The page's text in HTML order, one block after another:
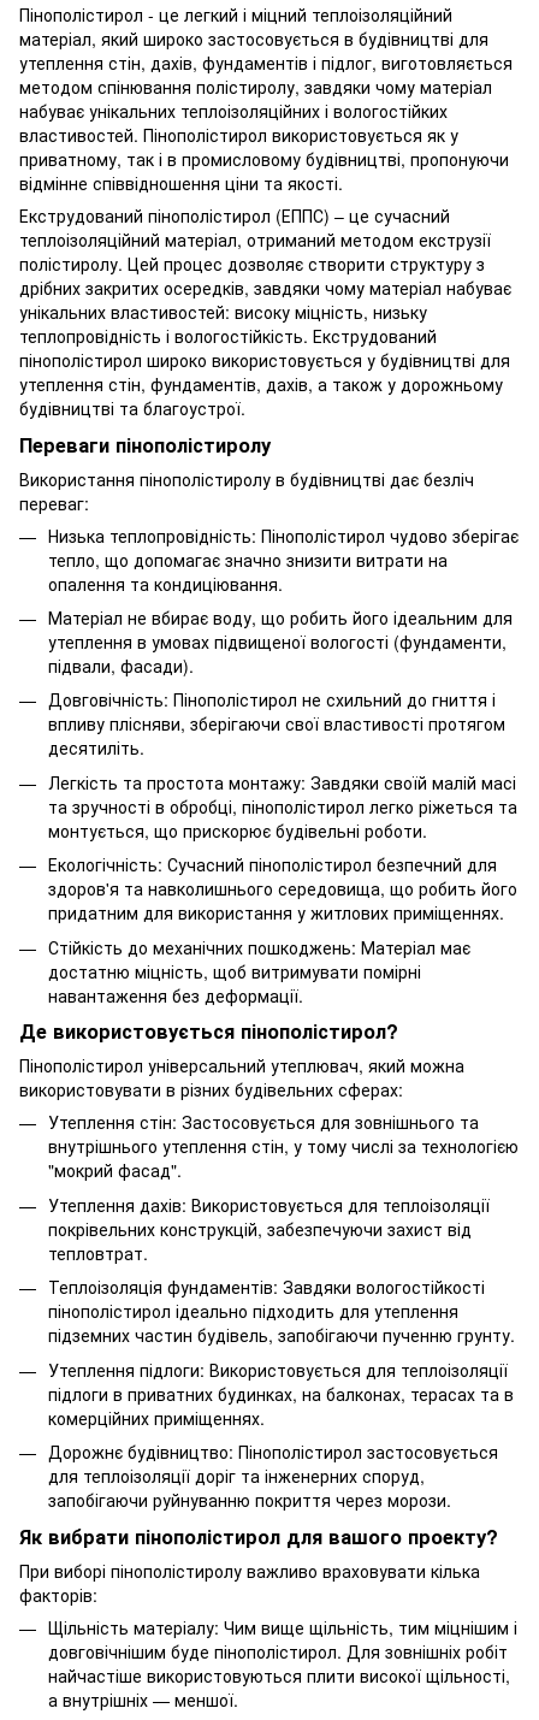
Пінополістирол - це легкий і міцний теплоізоляційний
матеріал, який широко застосовується в будівництві для
утеплення стін, дахів, фундаментів і підлог, виготовляється
методом спінювання полістиролу, завдяки чому матеріал
набуває унікальних теплоізоляційних і вологостійких
властивостей. Пінополістирол використовується як у
приватному, так і в промисловому будівництві, пропонуючи
відмінне співвідношення ціни та якості.
Екструдований пінополістирол (ЕППС) – це сучасний
теплоізоляційний матеріал, отриманий методом екструзії
полістиролу. Цей процес дозволяє створити структуру з
дрібних закритих осередків, завдяки чому матеріал набуває
унікальних властивостей: високу міцність, низьку
теплопровідність і вологостійкість. Екструдований
пінополістирол широко використовується у будівництві для
утеплення стін, фундаментів, дахів, а також у дорожньому
будівництві та благоустрої.
Переваги пінополістиролу
Використання пінополістиролу в будівництві дає безліч
переваг:
Низька теплопровідність: Пінополістирол чудово зберігає
тепло, що допомагає значно знизити витрати на
опалення та кондиціювання.
Матеріал не вбирає воду, що робить його ідеальним для
утеплення в умовах підвищеної вологості (фундаменти,
підвали, фасади).
Довговічність: Пінополістирол не схильний до гниття і
впливу плісняви, зберігаючи свої властивості протягом
десятиліть.
Легкість та простота монтажу: Завдяки своїй малій масі
та зручності в обробці, пінополістирол легко ріжеться та
монтується, що прискорює будівельні роботи.
Екологічність: Сучасний пінополістирол безпечний для
здоров'я та навколишнього середовища, що робить його
придатним для використання у житлових приміщеннях.
Стійкість до механічних пошкоджень: Матеріал має
достатню міцність, щоб витримувати помірні
навантаження без деформації.
Де використовується пінополістирол?
Пінополістирол універсальний утеплювач, який можна
використовувати в різних будівельних сферах:
Утеплення стін: Застосовується для зовнішнього та
внутрішнього утеплення стін, у тому числі за технологією
"мокрий фасад".
Утеплення дахів: Використовується для теплоізоляції
покрівельних конструкцій, забезпечуючи захист від
тепловтрат.
Теплоізоляція фундаментів: Завдяки вологостійкості
пінополістирол ідеально підходить для утеплення
підземних частин будівель, запобігаючи пученню грунту.
Утеплення підлоги: Використовується для теплоізоляції
підлоги в приватних будинках, на балконах, терасах та в
комерційних приміщеннях.
Дорожнє будівництво: Пінополістирол застосовується
для теплоізоляції доріг та інженерних споруд,
запобігаючи руйнуванню покриття через морози.
Як вибрати пінополістирол для вашого проекту?
При виборі пінополістиролу важливо враховувати кілька
факторів:
Щільність матеріалу: Чим вище щільність, тим міцнішим і
довговічнішим буде пінополістирол. Для зовнішніх робіт
найчастіше використовуються плити високої щільності,
а внутрішніх — меншої.